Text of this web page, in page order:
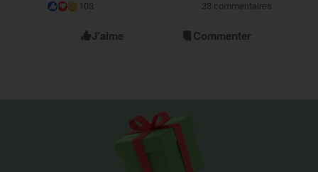
😮 103 23 commentaires
J'aime Commenter